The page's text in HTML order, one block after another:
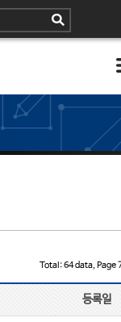
Total: 64 data, Page
등록일